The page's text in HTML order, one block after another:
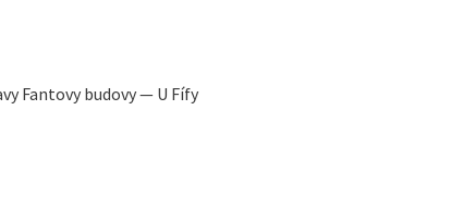
Fantovy budovy — U Fífy